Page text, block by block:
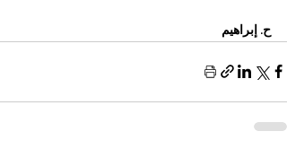
ح. إبراهيم